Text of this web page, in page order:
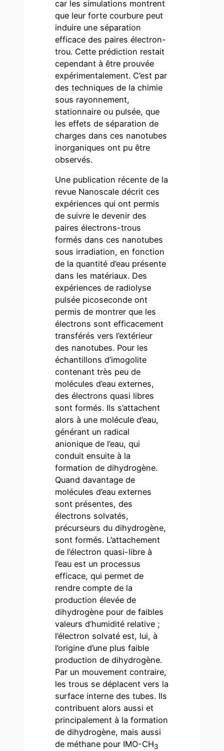
car les simulations montrent
que leur forte courbure peut
induire une séparation
efficace des paires électron-
trou. Cette prédiction restait
cependant à être prouvée
expérimentalement. C’est par
des techniques de la chimie
sous rayonnement,
stationnaire ou pulsée, que
les effets de séparation de
charges dans ces nanotubes
inorganiques ont pu être
observés.
Une publication récente de la
revue Nanoscale décrit ces
expériences qui ont permis
de suivre le devenir des
paires électrons-trous
formés dans ces nanotubes
sous irradiation, en fonction
de la quantité d’eau présente
dans les matériaux. Des
expériences de radiolyse
pulsée picoseconde ont
permis de montrer que les
électrons sont efficacement
transférés vers l’extérieur
des nanotubes. Pour les
échantillons d’imogolite
contenant très peu de
molécules d’eau externes,
des électrons quasi libres
sont formés. Ils s’attachent
alors à une molécule d’eau,
générant un radical
anionique de l’eau, qui
conduit ensuite à la
formation de dihydrogène.
Quand davantage de
molécules d’eau externes
sont présentes, des
électrons solvatés,
précurseurs du dihydrogène,
sont formés. L’attachement
de l’électron quasi-libre à
l’eau est un processus
efficace, qui permet de
rendre compte de la
production élevée de
dihydrogène pour de faibles
valeurs d’humidité relative ;
l’électron solvaté est, lui, à
l’origine d’une plus faible
production de dihydrogène.
Par un mouvement contraire,
les trous se déplacent vers la
surface interne des tubes. Ils
contribuent alors aussi et
principalement à la formation
de dihydrogène, mais aussi
de méthane pour IMO-CH3